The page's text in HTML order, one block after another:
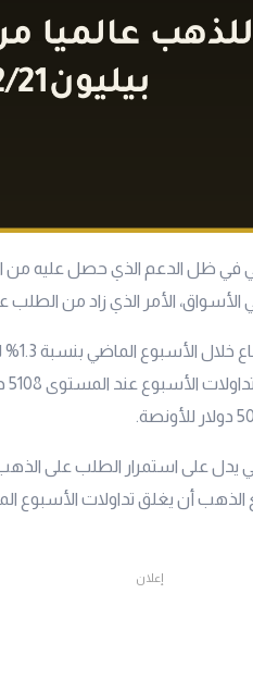
في ظل الدعم الذي حصل عليه من
الأسواق، الأمر الذي زاد من
سجل سعر
يدل على استمرار الطلب على
إعلان